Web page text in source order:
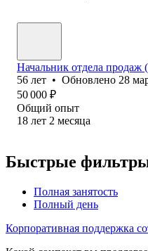
Начальник отдела продаж
56 лет • Обновлено 28
50 000 ₽
Общий опыт
18 лет 2 месяца
Быстрые
Полная занятость
Полный день
Корпоративная поддержка